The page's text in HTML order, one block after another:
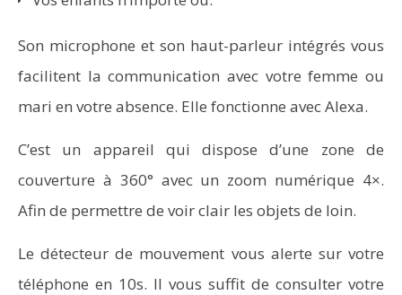
Son microphone et son haut-parleur intégrés vous
facilitent la communication avec votre femme ou
mari en votre absence. Elle fonctionne avec Alexa.
C’est un appareil qui dispose d’une zone de
couverture à 360° avec un zoom numérique 4×.
Afin de permettre de voir clair les objets de loin.
Le détecteur de mouvement vous alerte sur votre
téléphone en 10s. Il vous suffit de consulter votre